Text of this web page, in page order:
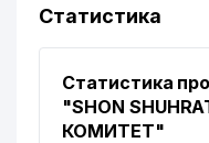
Статистика
Статистика
"SHON
КОМИТЕТ"